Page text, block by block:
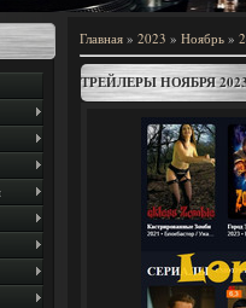
Главная » 2023 » Ноябрь »
ТРЕЙЛЕРЫ НОЯБРЯ